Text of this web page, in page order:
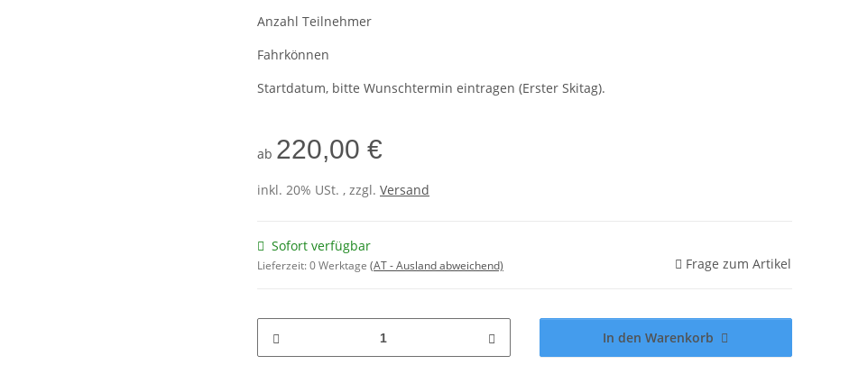
Anzahl Teilnehmer
Fahrkönnen
Startdatum, bitte Wunschtermin eintragen (Erster Skitag).
ab 220,00 €
inkl. 20% USt. , zzgl. Versand
Sofort verfügbar
Lieferzeit:0 Werktage (AT - Ausland abweichend) Frage zum Artikel
In den Warenkorb